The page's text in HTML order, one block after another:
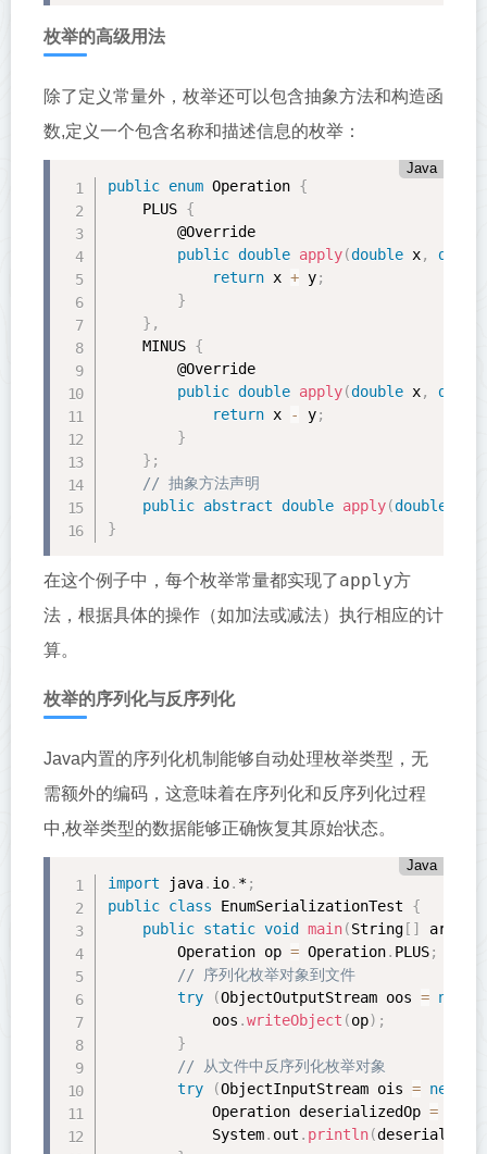
枚举的高级用法
除了定义常量外，枚举还可以包含抽象方法和构造函
数,定义一个包含名称和描述信息的枚举：
Java
public enum Operation {
    PLUS
{
        @Override
public double apply(double x,
return x + y;
}
} ,
    MINUS
{
        @Override
public double apply(double x,
return x - y;
}
} ;
// 抽象方法声明
public abstract double apply(double
}
在这个例子中，每个枚举常量都实现了apply方
法，根据具体的操作（如加法或减法）执行相应的计
算。
枚举的序列化与反序列化
Java内置的序列化机制能够自动处理枚举类型，无
需额外的编码，这意味着在序列化和反序列化过程
中,枚举类型的数据能够正确恢复其原始状态。
Java
import java. io. *;
public class EnumSerializationTest
{
public static void main(String [ ] args
        Operation op
= Operation. PLUS;
// 序列化枚举对象到文件
try
(ObjectOutputStream oos = new
            oos
.writeObject (op) ;
}
// 从文件中反序列化枚举对象
try
(ObjectInputStream ois = new
            Operation deserializedOp
=
            System
. out . println(